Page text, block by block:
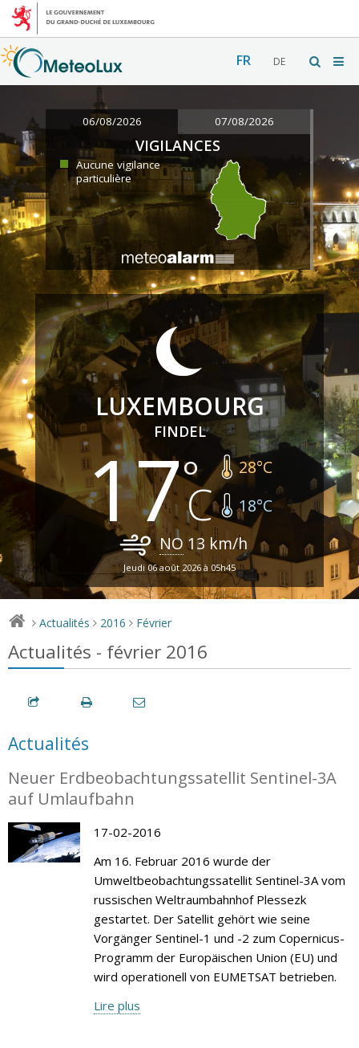
FR DE
06/08/2026 07/08/2026
VIGILANCES
Aucune vigilance
particulière
LUXEMBOURG
FINDEL
17 28°C
18°C
NO 13 km/h
Jeudi 06 août 2026 à 05h45
> Actualités > 2016 > Février
Actualités - février 2016
Actualités
Neuer Erdbeobachtungssatellit Sentinel-3A
auf Umlaufbahn
17-02-2016
Am 16. Februar 2016 wurde der
Umweltbeobachtungssatellit Sentinel-3A vom
russischen Weltraumbahnhof Plessezk
gestartet. Der Satellit gehört wie seine
Vorgänger Sentinel-1 und -2 zum Copernicus-
Programm der Europäischen Union (EU) und
wird operationell von EUMETSAT betrieben.
Lire plus